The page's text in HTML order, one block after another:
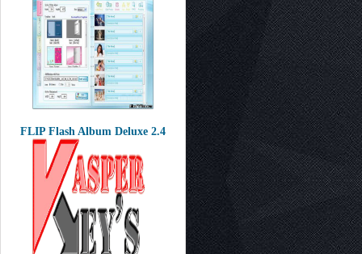
FLIP Flash Album Deluxe 2.4